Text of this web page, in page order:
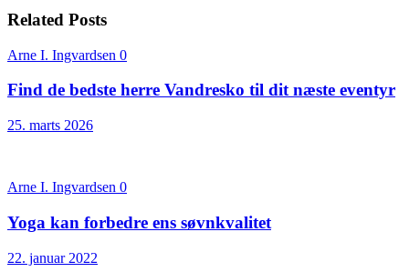
Related Posts
Arne I. Ingvardsen 0
Find de bedste herre Vandresko til dit næste eventyr
25. marts 2026
Arne I. Ingvardsen 0
Yoga kan forbedre ens søvnkvalitet
22. januar 2022